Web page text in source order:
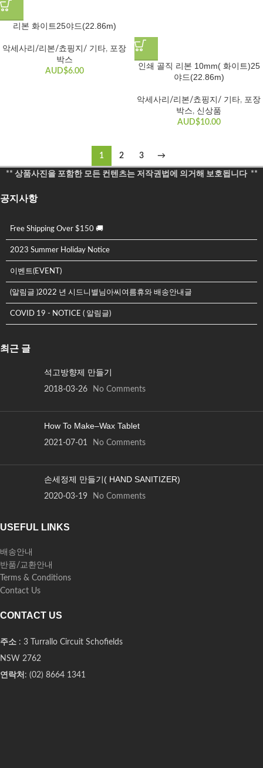
리본 화이트25야드(22.86m)
악세사리/리본/쵸핑지/ 기타, 포장
박스
AUD$6.00
인쇄 골직 리본 10mm( 화이트)25
야드(22.86m)
악세사리/리본/쵸핑지/ 기타, 포장
박스, 신상품
AUD$10.00
1 2 3 →
** 상품사진을 포함한 모든 컨텐츠는 저작권법에 의거해 보호됩니다 **
공지사항
Free Shipping Over $150 🚚
2023 Summer Holiday Notice
이벤트(EVENT)
(알림글 )2022 년 시드니별님아씨여름휴와 배송안내글
COVID 19 - NOTICE ( 알림글)
최근 글
석고방향제 만들기
2018-03-26 No Comments
How To Make–Wax Tablet
2021-07-01 No Comments
손세정제 만들기( HAND SANITIZER)
2020-03-19 No Comments
USEFUL LINKS
배송안내
반품/교환안내
Terms & Conditions
Contact Us
CONTACT US
주소 : 3 Turrallo Circuit Schofields
NSW 2762
연락처 : (02) 8664 1341